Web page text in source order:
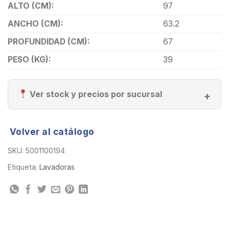
ALTO (CM):
97
ANCHO (CM):
63.2
PROFUNDIDAD (CM):
67
PESO (KG):
39
Ver stock y precios por sucursal
Volver al catálogo
SKU: 5001100194
Etiqueta: Lavadoras